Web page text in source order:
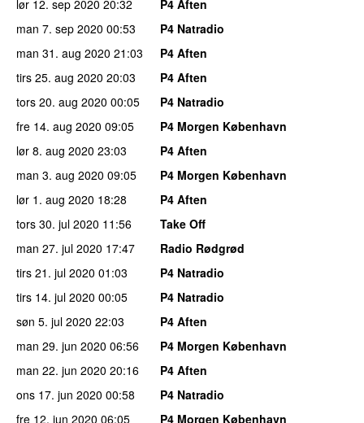
lør 12. sep 2020 20:32
P4 Aften
man 7. sep 2020 00:53
P4 Natradio
man 31. aug 2020 21:03
P4 Aften
tirs 25. aug 2020 20:03
P4 Aften
tors 20. aug 2020 00:05
P4 Natradio
fre 14. aug 2020 09:05
P4 Morgen København
lør 8. aug 2020 23:03
P4 Aften
man 3. aug 2020 09:05
P4 Morgen København
lør 1. aug 2020 18:28
P4 Aften
tors 30. jul 2020 11:56
Take Off
man 27. jul 2020 17:47
Radio Rødgrød
tirs 21. jul 2020 01:03
P4 Natradio
tirs 14. jul 2020 00:05
P4 Natradio
søn 5. jul 2020 22:03
P4 Aften
man 29. jun 2020 06:56
P4 Morgen København
man 22. jun 2020 20:16
P4 Aften
ons 17. jun 2020 00:58
P4 Natradio
fre 12. jun 2020 06:05
P4 Morgen København